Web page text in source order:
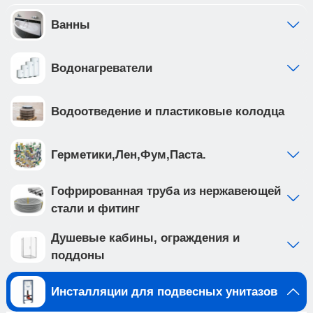
стали с антикоррозийным покрытием, что
обеспечивает надежность и долговечность
спокойствие и комфорт в вашем доме на долгие
Создайте идеальную ванную комнату с
комплектом сантехники, который включает
IB.TLA.234.1B1) и клавишу смыва INOX-C цвета
вороненая сталь, нержавеющая сталь (арт.
IB.B011.008.000 ). Подвесной унитаз с системой
смыва TORNADO выполнен из белого фарфора,
TORNADO на 20% эфективнее других смывов •
чаша с технологией антивсплеск минимизирует
возможность брызг и обеспечивает комфорт во
время использования • наноглазированное
антибактериальное покрытие унитаза
Ванны
Водонагреватели
Водоотведение и пластиковые колодца
Герметики,Лен,Фум,Паста.
Гофрированная труба из нержавеющей
стали и фитинг
Душевые кабины, ограждения и
поддоны
Инсталляции для подвесных унитазов